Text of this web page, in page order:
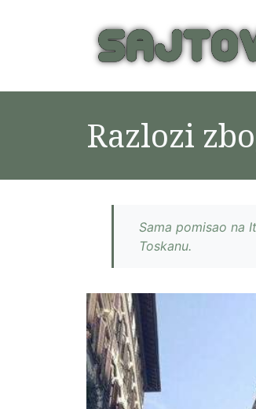
Razlozi
Sama pomisao na
Toskanu.